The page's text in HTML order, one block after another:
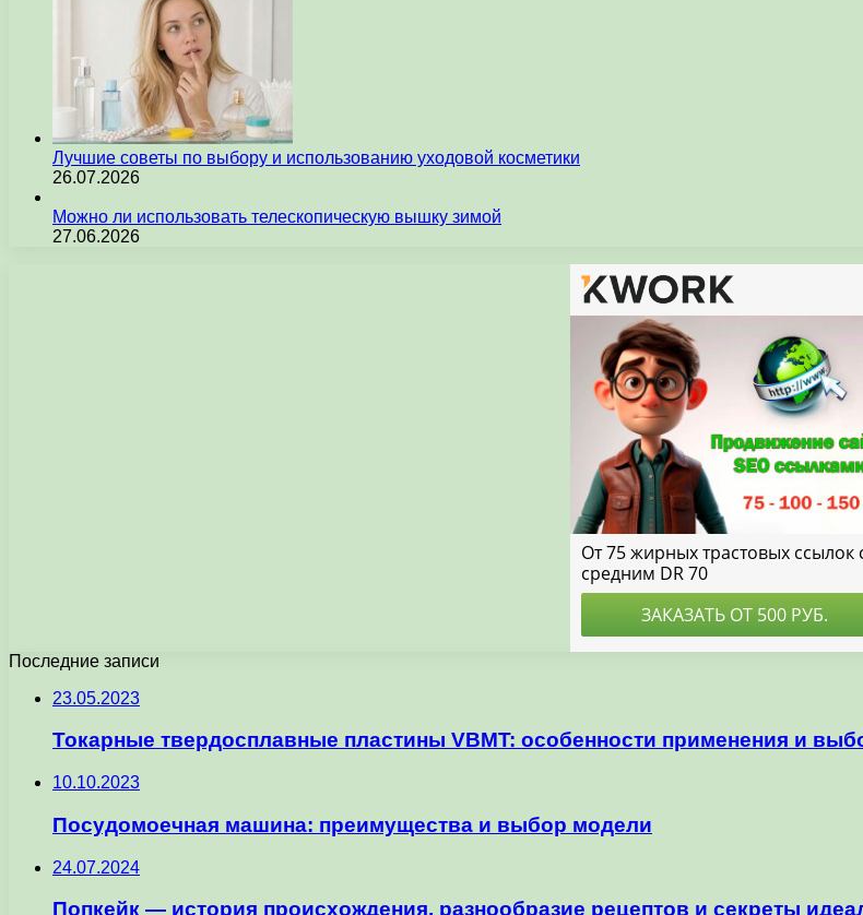
Лучшие советы по выбору и использованию уходовой косметики
26.07.2026
Можно ли использовать телескопическую вышку зимой
27.06.2026
Последние записи
23.05.2023
Токарные твердосплавные пластины VBMT: особенности применения и
10.10.2023
Посудомоечная машина: преимущества и выбор модели
24.07.2024
Попкейк — история происхождения, разнообразие рецептов и секреты